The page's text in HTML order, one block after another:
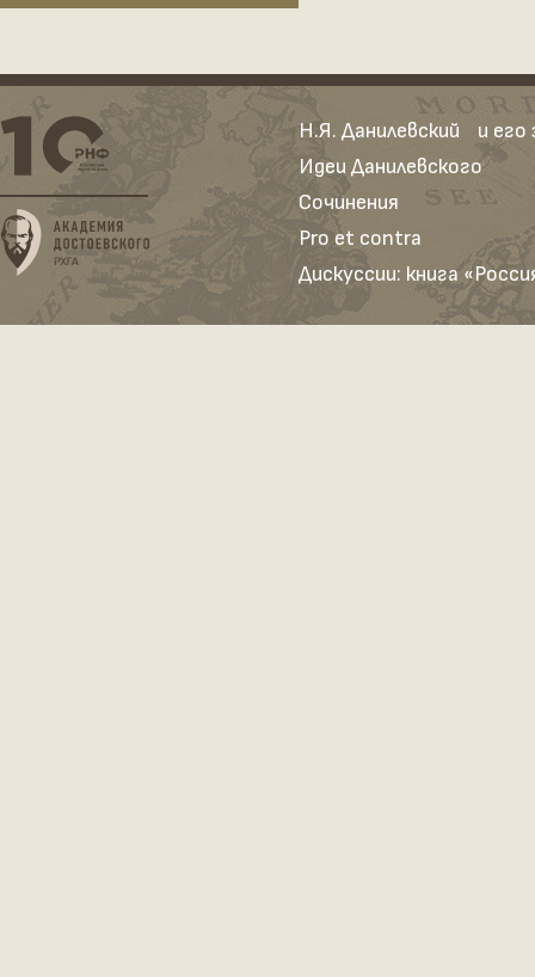
Н.Я. Данилевский и его
Идеи Данилевского
Сочинения
Pro et contra
Дискуссии: книга